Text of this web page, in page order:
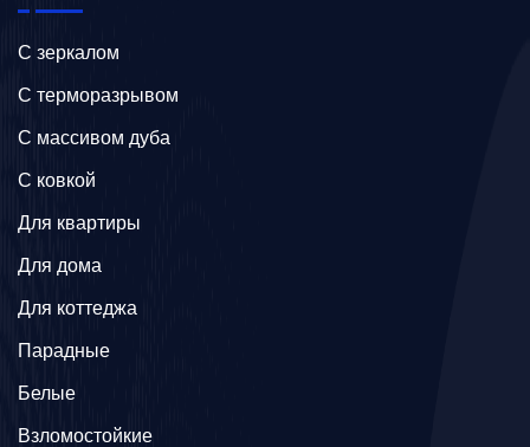
C зеркалом
C терморазрывом
C массивом дуба
C ковкой
Для квартиры
Для дома
Для коттеджа
Парадные
Белые
Взломостойкие